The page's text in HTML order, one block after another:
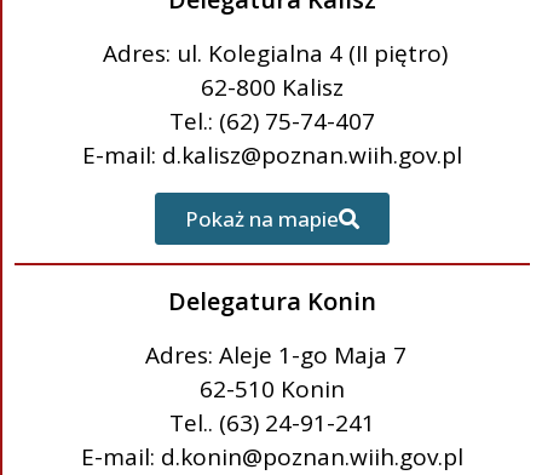
Adres: ul. Kolegialna 4 (II piętro)
62-800 Kalisz
Tel.: (62) 75-74-407
E-mail: d.kalisz@poznan.wiih.gov.pl
Pokaż na mapie
Delegatura Konin
Adres: Aleje 1-go Maja 7
62-510 Konin
Tel.. (63) 24-91-241
E-mail: d.konin@poznan.wiih.gov.pl